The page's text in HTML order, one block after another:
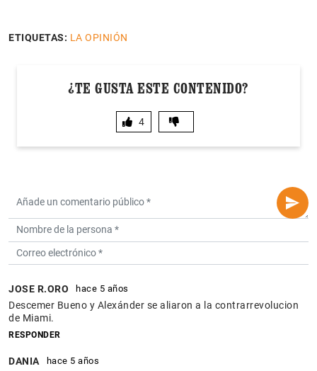
ETIQUETAS: LA OPINIÓN
¿TE GUSTA ESTE CONTENIDO?
4
JOSE R.ORO hace 5 años
Descemer Bueno y Alexánder se aliaron a la contrarrevolucion
de Miami.
RESPONDER
DANIA hace 5 años